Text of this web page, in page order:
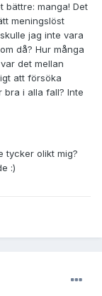
bättre: manga! Det
meningslöst
jag inte vara
då? Hur många
det mellan
att försöka
bra i alla fall? Inte
tycker olikt mig?
:)